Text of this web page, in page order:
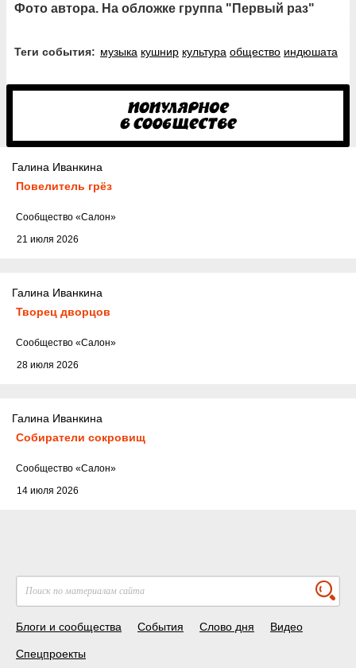
Фото автора. На обложке группа "Первый раз"
Теги события: музыка кушнир культура общество индюшата
Галина Иванкина
Повелитель грёз
21 июля 2026
Cообщество «Салон»
Галина Иванкина
Творец дворцов
28 июля 2026
Cообщество «Салон»
Галина Иванкина
Собиратели сокровищ
14 июля 2026
Cообщество «Салон»
Блоги и сообщества События Слово дня Видео
Спецпроекты